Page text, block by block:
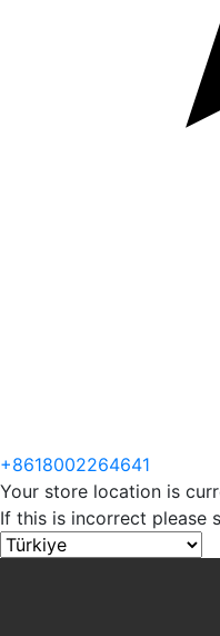
+8618002264641
Your store location is
If this is incorrect please